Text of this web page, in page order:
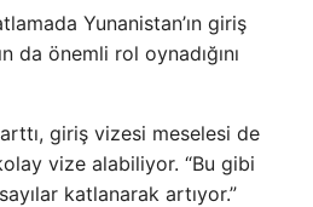
Yunanistan’ın giriş
da önemli rol oynadığını
arttı, giriş vizesi meselesi de
vize alabiliyor. “Bu gibi
katlanarak artıyor.”